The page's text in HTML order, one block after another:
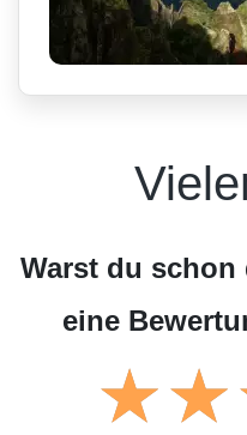
Warst du schon
eine